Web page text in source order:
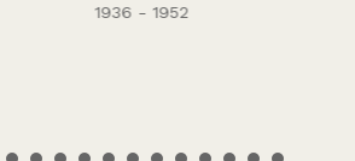
1936 - 1952